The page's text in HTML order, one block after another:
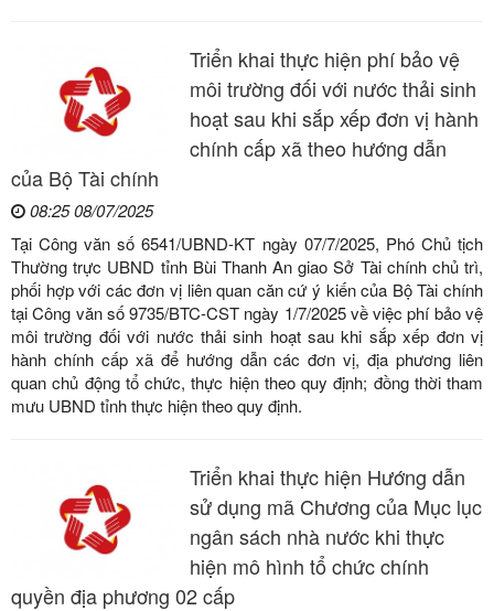
Triển khai thực hiện phí bảo vệ
môi trường đối với nước thải sinh
hoạt sau khi sắp xếp đơn vị hành
chính cấp xã theo hướng dẫn
của Bộ Tài chính
08:25 08/07/2025
Tại Công văn số 6541/UBND-KT ngày 07/7/2025, Phó Chủ tịch
Thường trực UBND tỉnh Bùi Thanh An giao Sở Tài chính chủ trì,
phối hợp với các đơn vị liên quan căn cứ ý kiến của Bộ Tài chính
tại Công văn số 9735/BTC-CST ngày 1/7/2025 về việc phí bảo vệ
môi trường đối với nước thải sinh hoạt sau khi sắp xếp đơn vị
hành chính cấp xã để hướng dẫn các đơn vị, địa phương liên
quan chủ động tổ chức, thực hiện theo quy định; đồng thời tham
mưu UBND tỉnh thực hiện theo quy định.
Triển khai thực hiện Hướng dẫn
sử dụng mã Chương của Mục lục
ngân sách nhà nước khi thực
hiện mô hình tổ chức chính
quyền địa phương 02 cấp